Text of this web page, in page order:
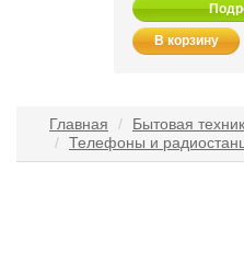
В корзину
Главная
Бытовая
Телефоны и